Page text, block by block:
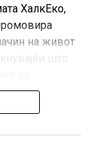
ХалкЕко,
на живот
што